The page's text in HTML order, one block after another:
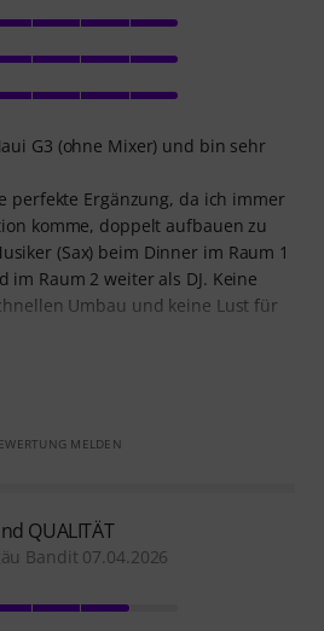
G3 (ohne Mixer) und bin sehr
perfekte Ergänzung, da ich immer
komme, doppelt aufbauen zu
(Sax) beim Dinner im Raum 1
im Raum 2 weiter als DJ. Keine
Umbau und keine Lust für
MELDEN
QUALITÄT
Bandit 07.04.2026